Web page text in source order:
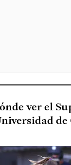
ver el
de